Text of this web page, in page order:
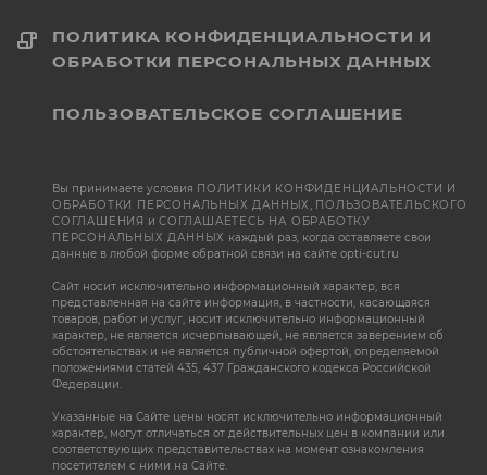
ПОЛИТИКА КОНФИДЕНЦИАЛЬНОСТИ И
ОБРАБОТКИ ПЕРСОНАЛЬНЫХ ДАННЫХ
ПОЛЬЗОВАТЕЛЬСКОЕ СОГЛАШЕНИЕ
Вы принимаете условия ПОЛИТИКИ КОНФИДЕНЦИАЛЬНОСТИ И
ОБРАБОТКИ ПЕРСОНАЛЬНЫХ ДАННЫХ, ПОЛЬЗОВАТЕЛЬСКОГО
СОГЛАШЕНИЯ иСОГЛАШАЕТЕСЬ НА ОБРАБОТКУ
ПЕРСОНАЛЬНЫХ ДАННЫХ каждый раз, когда оставляете свои
данные в любой форме обратной связи на сайте opti-cut.ru
Сайт носит исключительно информационный характер, вся
представленная на сайте информация, в частности, касающаяся
товаров, работ и услуг, носит исключительно информационный
характер, не является исчерпывающей, не является заверением об
обстоятельствах и не является публичной офертой, определяемой
положениями статей 435, 437 Гражданского кодекса Российской
Федерации.
Указанные на Сайте цены носят исключительно информационный
характер, могут отличаться от действительных цен в компании или
соответствующих представительствах на момент ознакомления
посетителем с ними на Сайте.